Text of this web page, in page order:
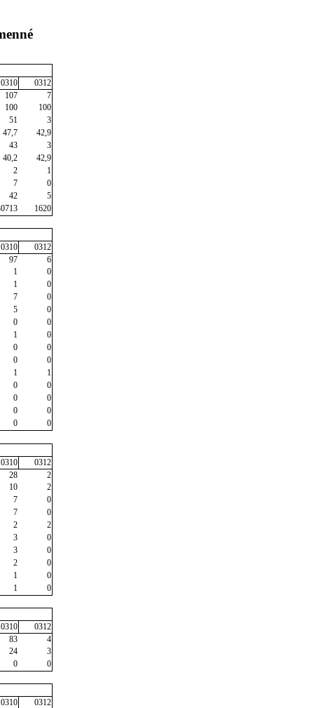
0310
0312
107
7
100
100
51
3
47,7
42,9
43
3
40,2
42,9
2
1
7
0
42
5
1620
0310
0312
97
6
1
0
1
0
7
0
5
0
0
0
1
0
0
0
0
0
1
1
0
0
0
0
0
0
0
0
0310
0312
28
2
10
2
7
0
7
0
2
2
3
0
3
0
2
0
1
0
1
0
0310
0312
83
4
24
3
0
0
0310
0312